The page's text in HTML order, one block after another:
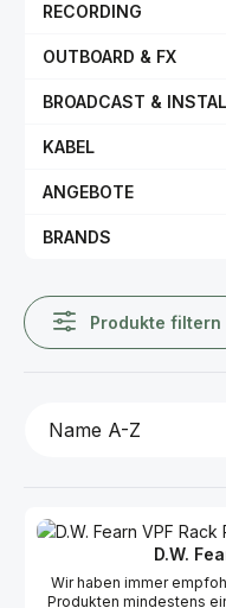
RECORDING
OUTBOARD & FX
BROADCAST &
KABEL
ANGEBOTE
BRANDS
Produkte filtern
D.W.
Wir haben immer
Produkten mindestens